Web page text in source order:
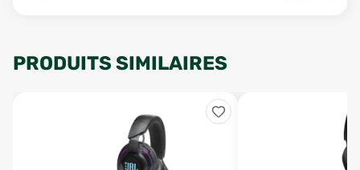
PRODUITS SIMILAIRES